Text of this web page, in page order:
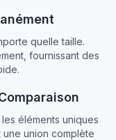
quelle taille.
fournissant des
éléments uniques
une union complète